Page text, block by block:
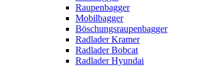
Raupenbagger
Mobilbagger
Böschungsraupenbagger
Radlader Kramer
Radlader Bobcat
Radlader Hyundai